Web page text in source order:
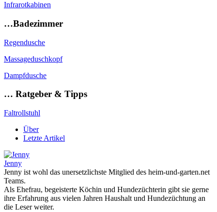
Infrarotkabinen
…Badezimmer
Regendusche
Massageduschkopf
Dampfdusche
… Ratgeber & Tipps
Faltrollstuhl
Über
Letzte Artikel
Jenny
Jenny ist wohl das unersetzlichste Mitglied des heim-und-garten.net
Teams.
Als Ehefrau, begeisterte Köchin und Hundezüchterin gibt sie gerne
ihre Erfahrung aus vielen Jahren Haushalt und Hundezüchtung an
die Leser weiter.